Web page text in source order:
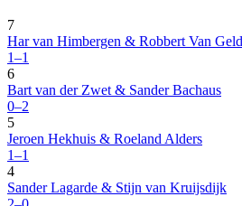
7
Har van Himbergen & Robbert Van
1–1
6
Bart van der Zwet & Sander Bachaus
0–2
5
Jeroen Hekhuis & Roeland Alders
1–1
4
Sander Lagarde & Stijn van Kruijsdijk